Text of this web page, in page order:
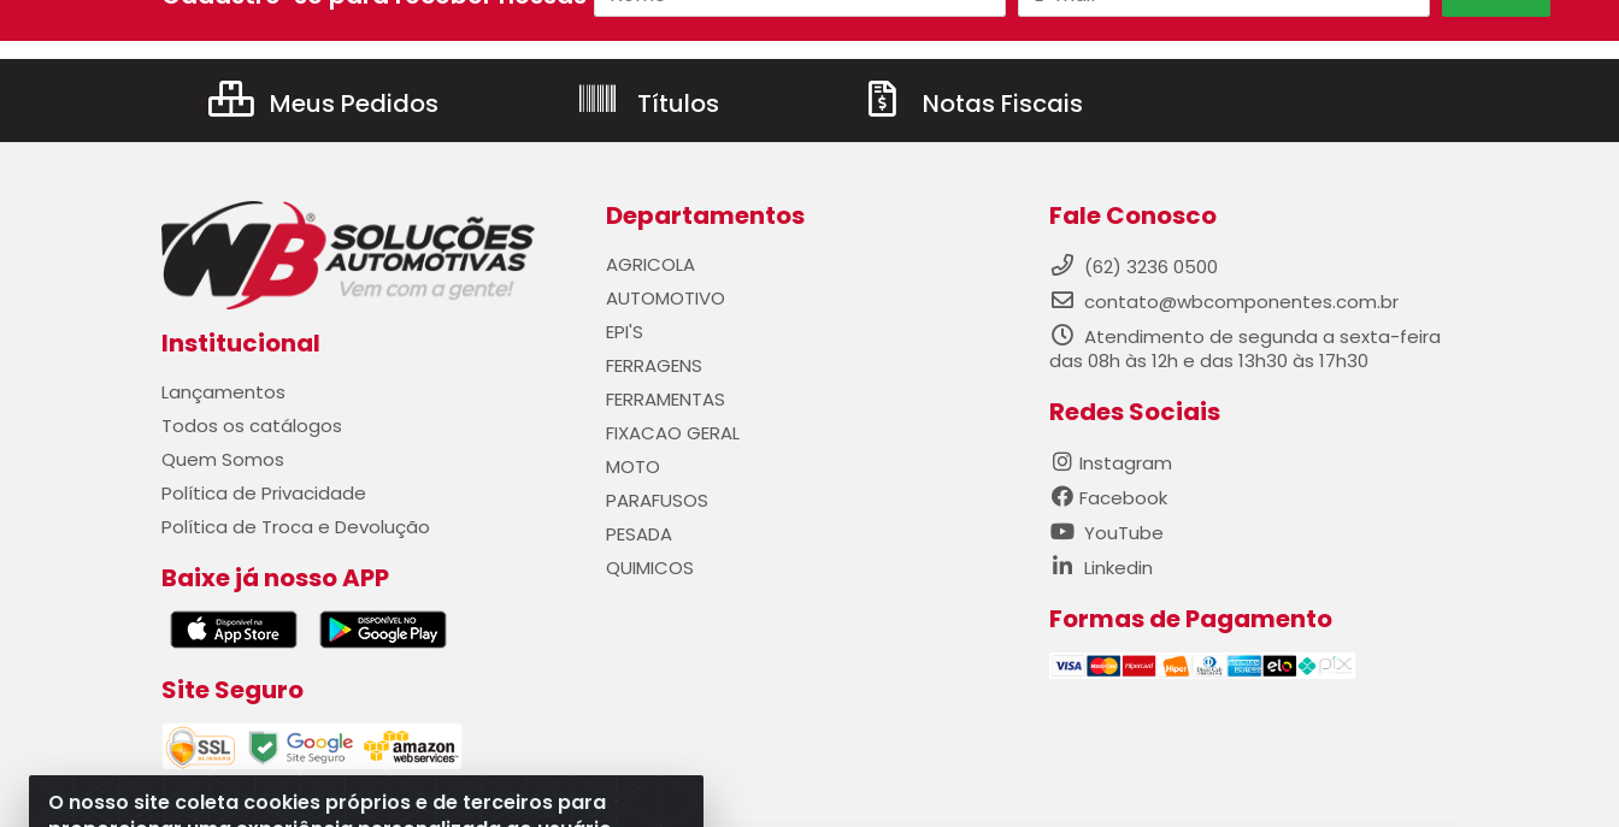
O nosso site coleta cookies próprios e de terceiros para
Meus Pedidos Títulos Notas Fiscais
Institucional
Lançamentos
Todos os catálogos
Quem Somos
Política de Privacidade
Política de Troca e Devolução
Baixe já nosso APP
Site Seguro
Departamentos
AGRICOLA
AUTOMOTIVO
EPI'S
FERRAGENS
FERRAMENTAS
FIXACAO GERAL
MOTO
PARAFUSOS
PESADA
QUIMICOS
Fale Conosco
(62) 3236 0500
contato@wbcomponentes.com.br
Atendimento de segunda a sexta-feira
das 08h às 12h e das 13h30 às 17h30
Redes Sociais
Instagram
Facebook
YouTube
Linkedin
Formas de Pagamento